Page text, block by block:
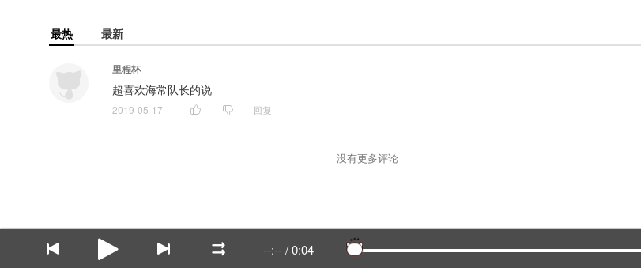
最热 最新
里程杯
超喜欢海常队长的说
2019-05-17 回复
没有更多评论
--:--/0:04